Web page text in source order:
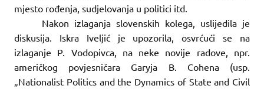
mjesto rođenja, sudjelovanja u politici itd.
Nakon izlaganja slovenskih kolega, uslijedila je
diskusija. Iskra Iveljić je upozorila, osvrćući se na
izlaganje P. Vodopivca, na neke novije radove, npr.
američkog povjesničara Garyja B. Cohena (usp.
„Nationalist Politics and the Dynamics of State and Civil